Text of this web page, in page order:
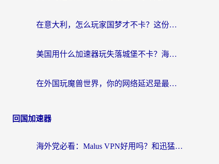
在意大利，怎么玩家国梦才不卡？这份终极加速指南请收好
美国用什么加速器玩失落城堡不卡？海外党亲测有效的国服游戏加速指南
在外国玩魔兽世界，你的网络延迟是最大的敌人
回国加速器
海外党必看：Malus VPN好用吗？和迅猛兔VPN对比哪个回国效果更好？附真实体验与避坑指南